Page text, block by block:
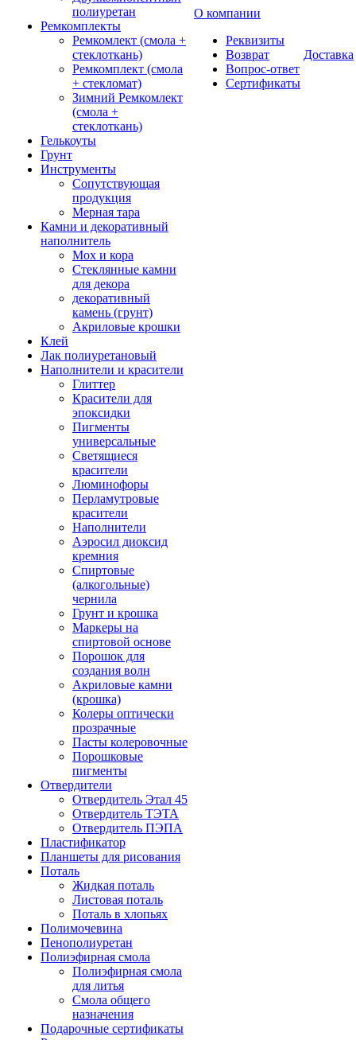
полиуретан
Ремкомплекты
Ремкомлект (смола +
стеклоткань)
Ремкомплект (смола
+ стекломат)
Зимний Ремкомлект
(смола +
стеклоткань)
Гелькоуты
Грунт
Инструменты
Сопутствующая
продукция
Мерная тара
Камни и декоративный
наполнитель
Мох и кора
Стеклянные камни
для декора
декоративный
камень (грунт)
Акриловые крошки
Клей
Лак полиуретановый
Наполнители и красители
Глиттер
Красители для
эпоксидки
Пигменты
универсальные
Светящиеся
красители
Люминофоры
Перламутровые
красители
Наполнители
Аэросил диоксид
кремния
Спиртовые
(алкогольные)
чернила
Грунт и крошка
Маркеры на
спиртовой основе
Порошок для
создания волн
Акриловые камни
(крошка)
Колеры оптически
прозрачные
Пасты колеровочные
Порошковые
пигменты
Отвердители
Отвердитель Этал 45
Отвердитель ТЭТА
Отвердитель ПЭПА
Пластификатор
Планшеты для рисования
Поталь
Жидкая поталь
Листовая поталь
Поталь в хлопьях
Полимочевина
Пенополиуретан
Полиэфирная смола
Полиэфирная смола
для литья
Смола общего
назначения
Подарочные сертификаты
О компании
Реквизиты
Возврат
Вопрос-ответ
Сертификаты
Доставка